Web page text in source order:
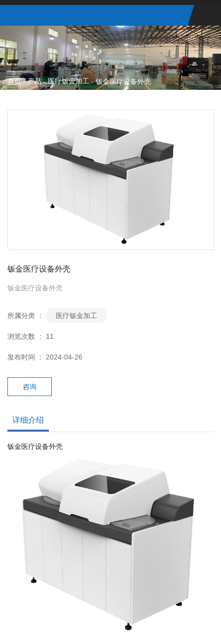
首页-产品 -医疗钣金加工 -钣金医疗设备外壳
钣金医疗设备外壳
钣金医疗设备外壳
所属分类 ： 医疗钣金加工
浏览次数 ： 11
发布时间 ： 2024-04-26
咨询
详细介绍
钣金医疗设备外壳